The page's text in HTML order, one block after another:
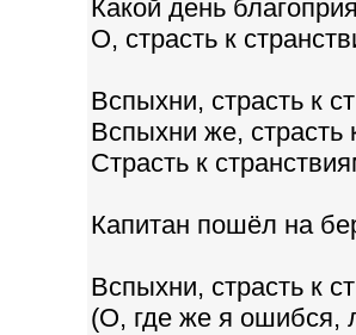
Какой день
О, страсть к
Вспыхни, страсть к
Вспыхни же, страсть
Страсть к
Капитан пошёл на
Вспыхни, страсть к
(О, где же я ошибся,